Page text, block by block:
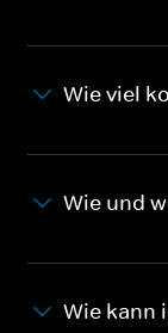
Wie viel
Wie und
Wie kann